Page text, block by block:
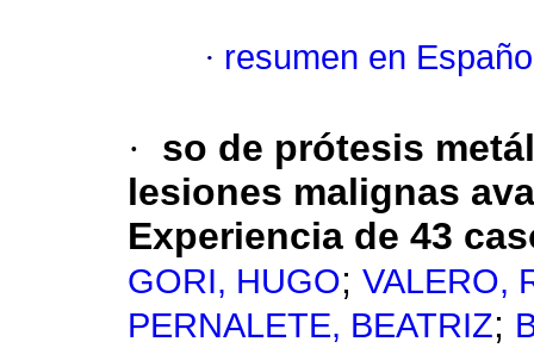
· resumen en
·
so de prótesis
lesiones malignas
Experiencia de 43
GORI, HUGO; VALERO,
PERNALETE, BEATRIZ;